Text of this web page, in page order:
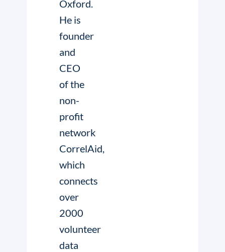
Oxford.
He is
founder
and
CEO
of the
non-
profit
network
CorrelAid,
which
connects
over
2000
volunteer
data